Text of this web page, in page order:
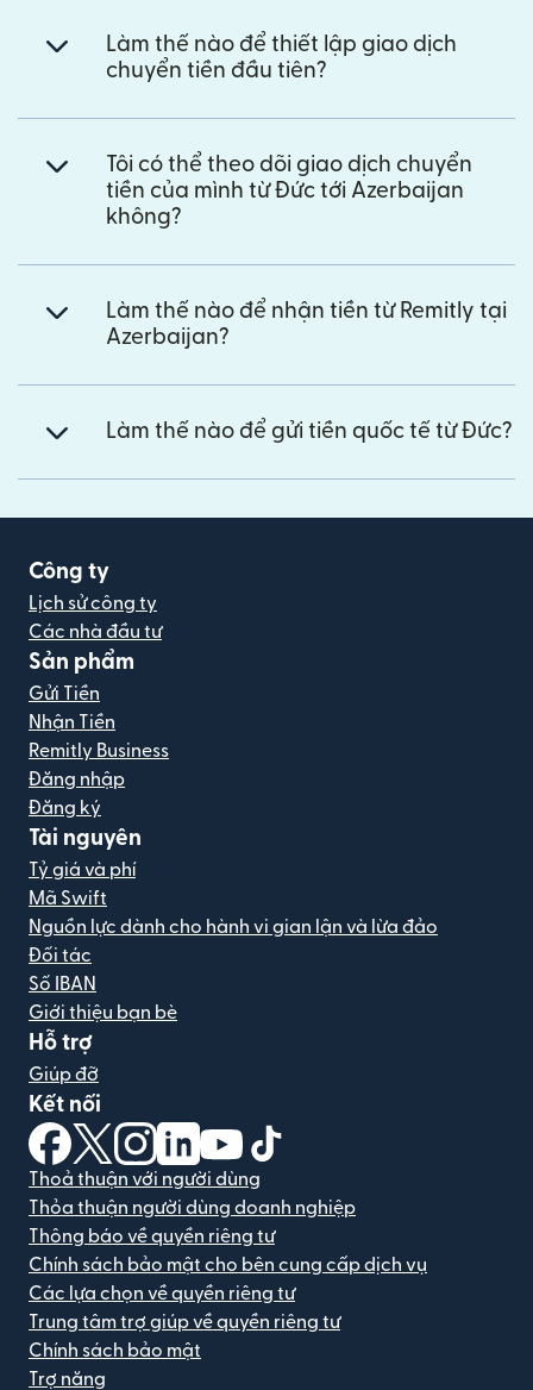
Làm thế nào để thiết lập giao dịch
chuyển tiền đầu tiên?
Tôi có thể theo dõi giao dịch chuyển
tiền của mình từ Đức tới Azerbaijan
không?
Làm thế nào để nhận tiền từ Remitly tại
Azerbaijan?
Làm thế nào để gửi tiền quốc tế từ Đức?
Công ty
Lịch sử công ty
Các nhà đầu tư
Sản phẩm
Gửi Tiền
Nhận Tiền
Remitly Business
Đăng nhập
Đăng ký
Tài nguyên
Tỷ giá và phí
Mã Swift
Nguồn lực dành cho hành vi gian lận và lừa đảo
Đối tác
Số IBAN
Giới thiệu bạn bè
Hỗ trợ
Giúp đỡ
Kết nối
(mở trong cửa sổ mới)
(mở trong cửa sổ mới)
(mở trong cửa sổ mới)
(mở trong cửa sổ mới)
(mở trong cửa sổ mới)
Thoả thuận với người dùng
Thỏa thuận người dùng doanh nghiệp
Thông báo về quyền riêng tư
Chính sách bảo mật cho bên cung cấp dịch vụ
Các lựa chọn về quyền riêng tư
Trung tâm trợ giúp về quyền riêng tư
Chính sách bảo mật
Trợ năng